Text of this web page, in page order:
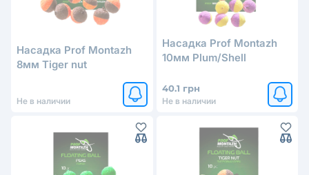
Насадка Prof Montazh
8мм Tiger nut
Не в наличии
Насадка Prof Montazh
10мм Plum/Shell
40.1 грн
Не в наличии